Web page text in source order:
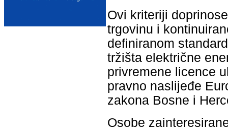
Ovi kriteriji
trgovinu i
definiranom
tržišta električne
privremene licence
pravno naslijeđe
zakona Bosne i
Osobe